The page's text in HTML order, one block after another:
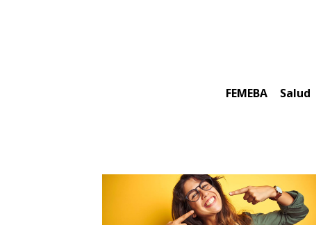
FEMEBA Salud